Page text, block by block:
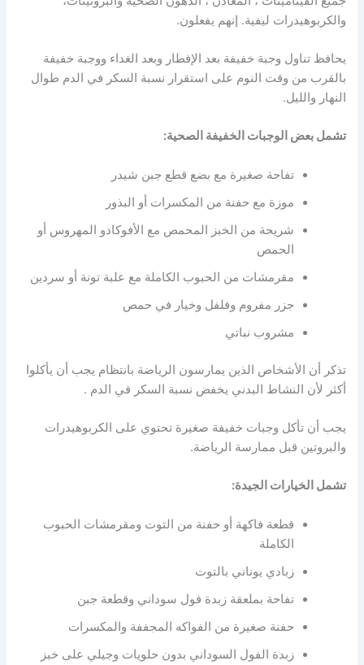
والكربوهيدرات ليفية. إنهم يفعلون.
يحافظ تناول وجبة خفيفة بعد الإفطار وبعد الغداء ووجبة خفيفة
بالقرب من وقت النوم على استقرار نسبة السكر في الدم طوال
النهار والليل.
تشمل بعض الوجبات الخفيفة الصحية:
تفاحة صغيرة مع بضع قطع جبن شيدر
موزة مع حفنة من المكسرات أو البذور
شريحة من الخبز المحمص مع الأفوكادو المهروس أو
الحمص
مقرمشات من الحبوب الكاملة مع علبة تونة أو سردين
جزر مفروم وفلفل وخيار في حمص
مشروب نباتي
تذكر أن الأشخاص الذين يمارسون الرياضة بانتظام يجب أن يأكلوا
أكثر لأن النشاط البدني يخفض نسبة السكر في الدم .
يجب أن تأكل وجبات خفيفة صغيرة تحتوي على الكربوهيدرات
والبروتين قبل ممارسة الرياضة.
تشمل الخيارات الجيدة:
قطعة فاكهة أو حفنة من التوت ومقرمشات الحبوب
الكاملة
زبادي يوناني بالتوت
تفاحة بملعقة زبدة فول سوداني وقطعة جبن
حفنة صغيرة من الفواكه المجففة والمكسرات
زبدة الفول السوداني بدون حلويات وجيلي على خبز